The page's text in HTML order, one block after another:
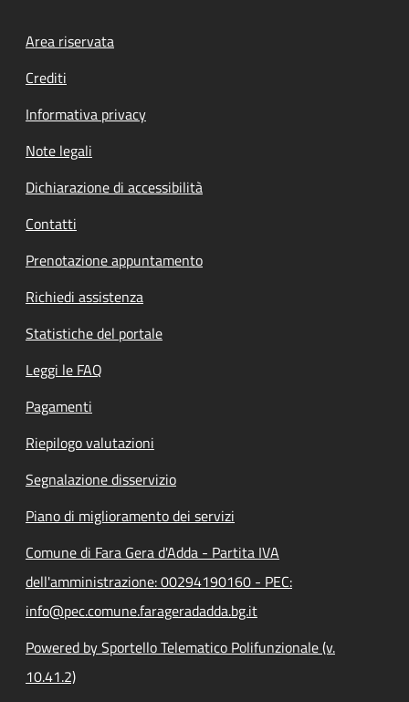
Footer menu
Area riservata
Crediti
Informativa privacy
Note legali
Dichiarazione di accessibilità
Contatti
Prenotazione appuntamento
Richiedi assistenza
Statistiche del portale
Leggi le FAQ
Pagamenti
Riepilogo valutazioni
Segnalazione disservizio
Piano di miglioramento dei servizi
Comune di Fara Gera d'Adda - Partita IVA
dell'amministrazione: 00294190160 - PEC:
info@pec.comune.farageradadda.bg.it
Powered by Sportello Telematico Polifunzionale (v.
10.41.2)